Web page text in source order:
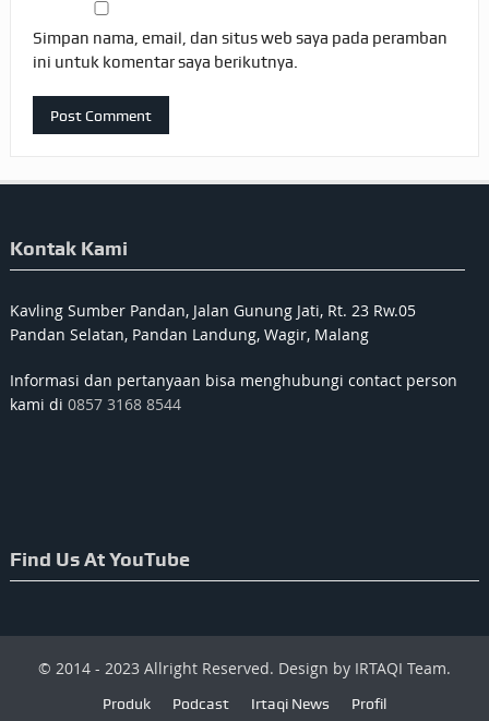
Simpan nama, email, dan situs web saya pada peramban
ini untuk komentar saya berikutnya.
Kontak Kami
Kavling Sumber Pandan, Jalan Gunung Jati, Rt. 23 Rw.05
Pandan Selatan, Pandan Landung, Wagir, Malang
Informasi dan pertanyaan bisa menghubungi contact person
kami di 0857 3168 8544
Find Us At YouTube
© 2014 - 2023 Allright Reserved. Design by IRTAQI Team.
Produk Podcast Irtaqi News Profil